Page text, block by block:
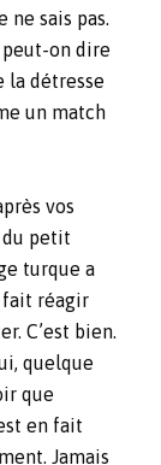
ne sais pas.
peut-on dire
la détresse
un match
vos
du petit
turque a
fait réagir
C’est bien.
quelque
que
en fait
Jamais